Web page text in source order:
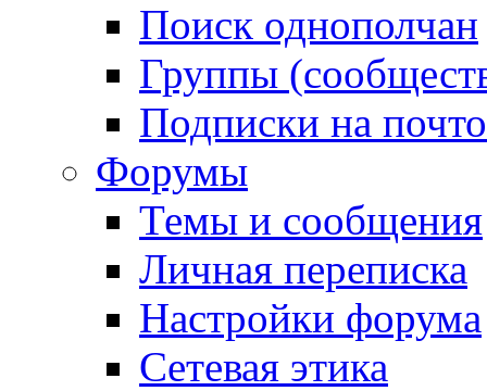
Поиск однополчан
Группы
Подписки на
Форумы
Темы и сообщения
Личная переписка
Настройки форума
Сетевая этика